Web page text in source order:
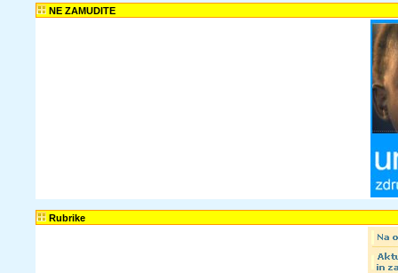
NE ZAMUDITE
Rubrike